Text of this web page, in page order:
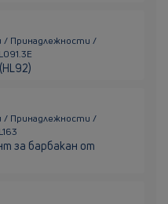
/ Принадлежности /
/ Принадлежности /
за барбакан от